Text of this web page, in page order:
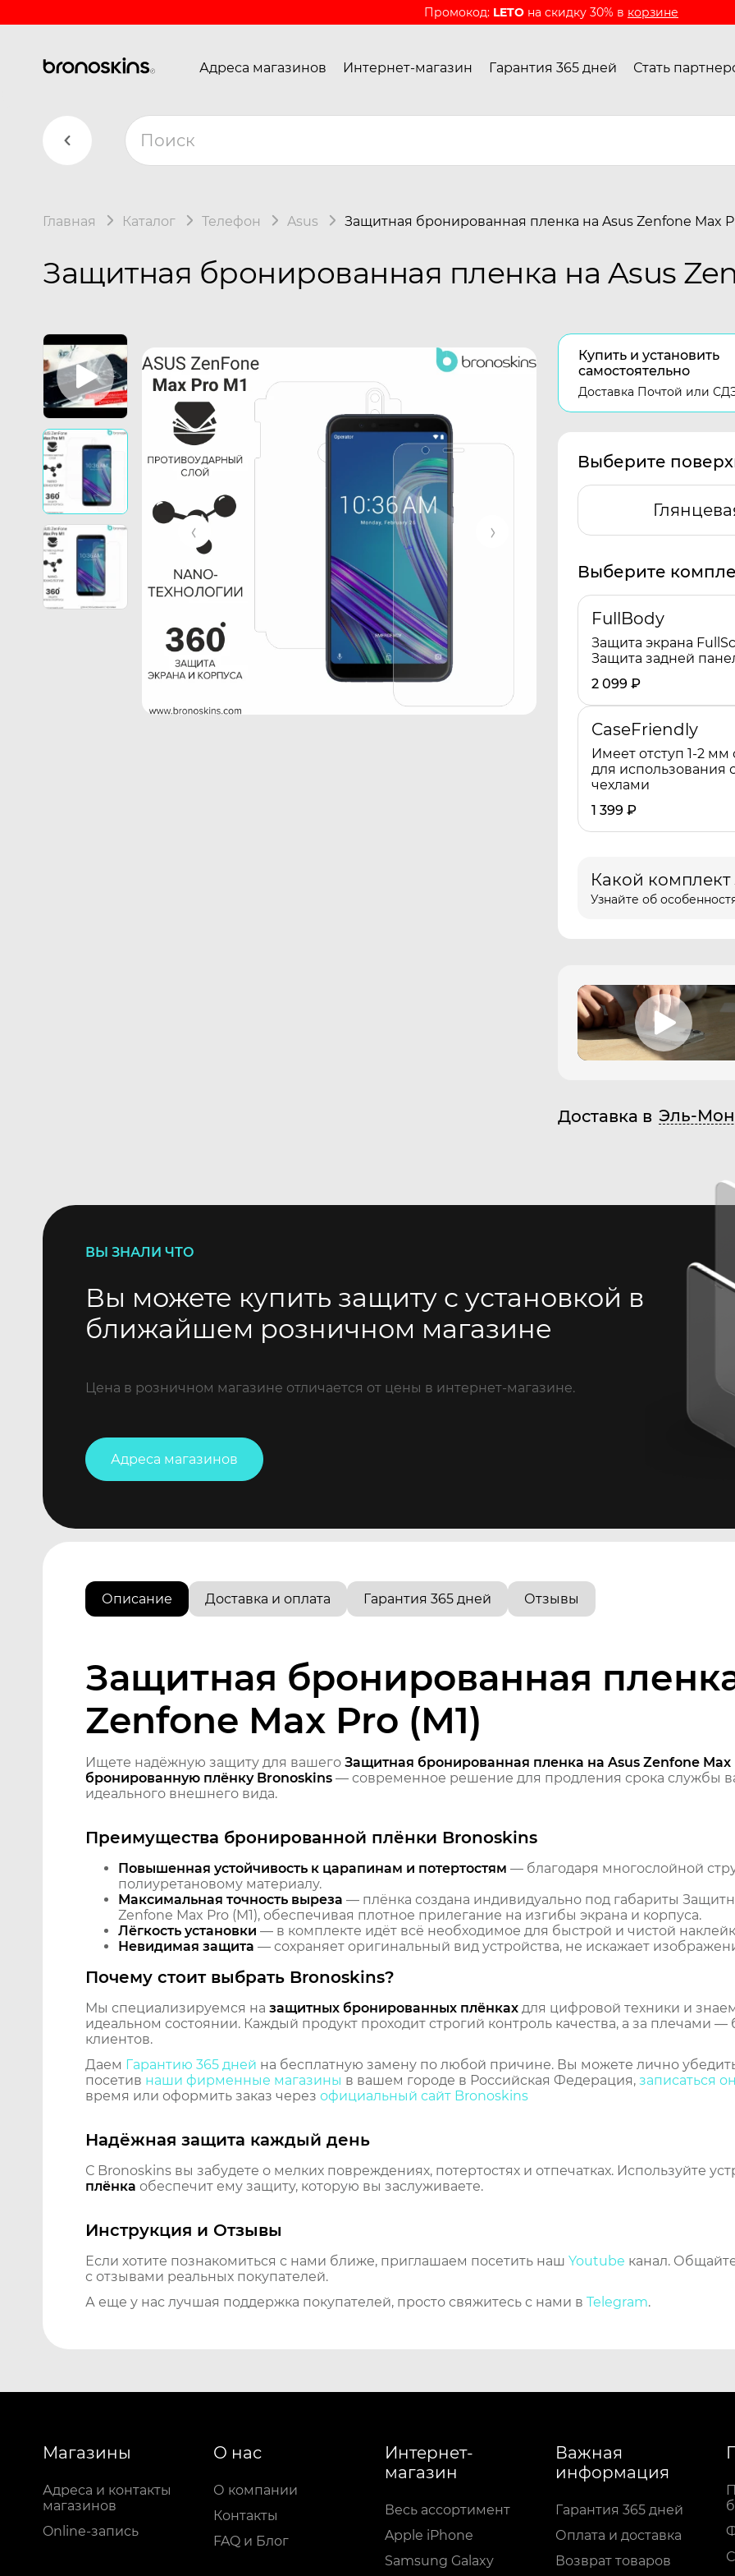
Промокод: LETO на скидку 30% в корзине
Адреса магазинов Интернет-магазин Гарантия 365 дней Стать
Главная Каталог Телефон Asus Защитная бронированная пленка на Asus Zenfone Max
Защитная бронированная пленка на Asus
Купить и установить
самостоятельно
Доставка Почтой или
Выберите
Выберите
FullBody
Защита экрана
Защита задней
2 099 ₽
CaseFriendly
Имеет отступ 1-2 мм
для использования
чехлами
1 399 ₽
Какой
Узнайте об
Доставка в Эль-
ВЫ ЗНАЛИ ЧТО
Вы можете купить защиту с установкой в
ближайшем розничном магазине
Цена в розничном магазине отличается от цены в интернет-магазине.
Адреса магазинов
Описание Доставка и оплата Гарантия 365 дней Отзывы
Защитная бронированная
Zenfone Max Pro (M1)
Ищете надёжную защиту для вашего Защитная бронированная пленка на Asus Zenfone Max
бронированную плёнку Bronoskins — современное решение для продления срока службы
идеального внешнего вида.
Преимущества бронированной плёнки Bronoskins
Повышенная устойчивость к царапинам и потертостям — благодаря многослойной
полиуретановому материалу.
Максимальная точность выреза — плёнка создана индивидуально под габариты
Zenfone Max Pro (M1), обеспечивая плотное прилегание на изгибы экрана и корпуса.
Лёгкость установки — в комплекте идёт всё необходимое для быстрой и чистой
Невидимая защита — сохраняет оригинальный вид устройства, не искажает
Почему стоит выбрать Bronoskins?
Мы специализируемся на защитных бронированных плёнках для цифровой техники и
идеальном состоянии. Каждый продукт проходит строгий контроль качества, а за плечами
клиентов.
Даем Гарантию 365 дней на бесплатную замену по любой причине. Вы можете лично
посетив наши фирменные магазины в вашем городе в Российская Федерация, записаться
время или оформить заказ через официальный сайт Bronoskins
Надёжная защита каждый день
С Bronoskins вы забудете о мелких повреждениях, потертостях и отпечатках. Используйте
плёнка обеспечит ему защиту, которую вы заслуживаете.
Инструкция и Отзывы
Если хотите познакомиться с нами ближе, приглашаем посетить наш Youtube канал.
с отзывами реальных покупателей.
А еще у нас лучшая поддержка покупателей, просто свяжитесь с нами в Telegram.
Магазины
Адреса и контакты
магазинов
Online-запись
О нас
О компании
Контакты
FAQ и Блог
Интернет-
магазин
Весь ассортимент
Apple iPhone
Samsung Galaxy
Важная
информация
Гарантия 365 дней
Оплата и доставка
Возврат товаров